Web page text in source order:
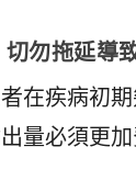
勿拖延導
在疾病初
量必須更